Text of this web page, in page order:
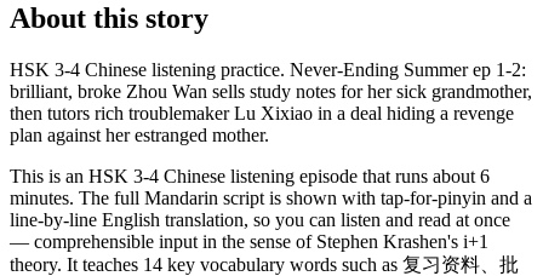
About this story
HSK 3-4 Chinese listening practice. Never-Ending Summer ep 1-2:
brilliant, broke Zhou Wan sells study notes for her sick grandmother,
then tutors rich troublemaker Lu Xixiao in a deal hiding a revenge
plan against her estranged mother.
This is an HSK 3-4 Chinese listening episode that runs about 6
minutes. The full Mandarin script is shown with tap-for-pinyin and a
line-by-line English translation, so you can listen and read at once
— comprehensible input in the sense of Stephen Krashen's i+1
theory. It teaches 14 key vocabulary words such as 复习资料、批